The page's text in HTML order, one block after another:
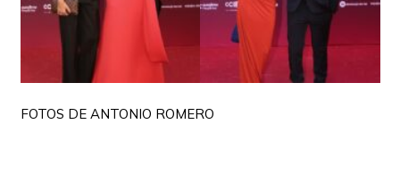
FOTOS DE ANTONIO ROMERO